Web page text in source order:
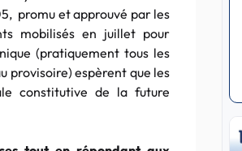
promu et approuvé par les
mobilisés en juillet pour
(pratiquement tous les
provisoire) espèrent que les
constitutive de la future